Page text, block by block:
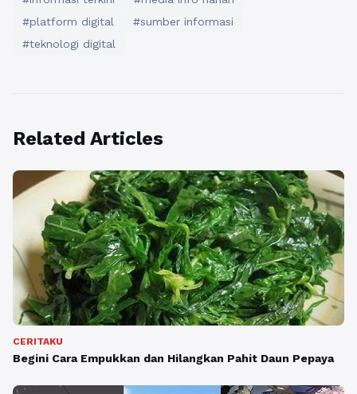
#platform digital
#sumber informasi
#teknologi digital
Related Articles
CERITAKU
Begini Cara Empukkan dan Hilangkan Pahit Daun Pepaya